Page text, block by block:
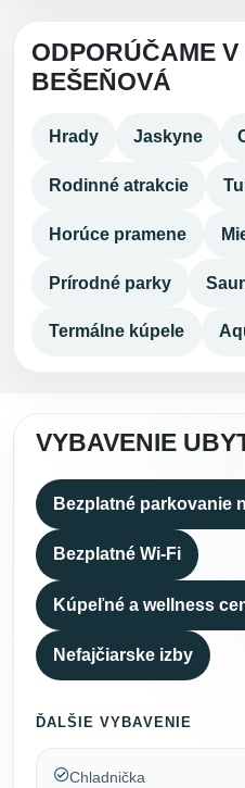
ODPORÚČAME V
BEŠEŇOVÁ
Hrady Jaskyne
Rodinné atrakcie
Horúce pramene
Prírodné parky
Termálne kúpele
VYBAVENIE
Bezplatné parkovanie
Bezplatné Wi-Fi
Kúpeľné a wellness
Nefajčiarske izby
ĎALŠIE VYBAVENIE
Chladnička